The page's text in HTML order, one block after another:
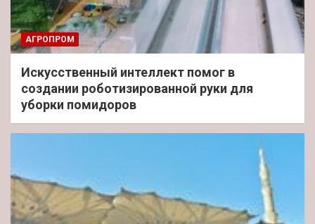
АГРОПРОМ
Искусственный интеллект помог в
создании роботизированной руки для
уборки помидоров